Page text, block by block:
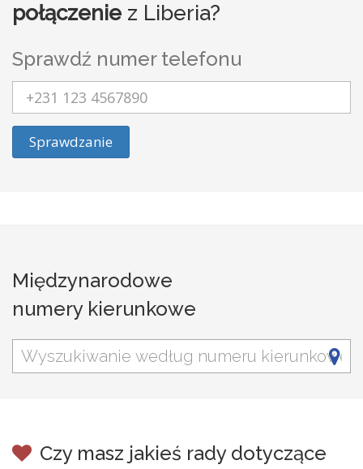
połączenie z Liberia?
Sprawdź numer telefonu
Sprawdzanie
Międzynarodowe
numery kierunkowe
Czy masz jakieś rady dotyczące